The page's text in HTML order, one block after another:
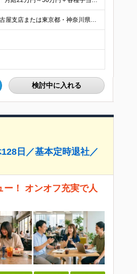
【転勤なし／U・Iターン歓迎】 本社（新宿区）、大阪支店、名古屋支店または東京都・神奈川県・千葉県・埼玉県・愛知県・大阪府・福岡県をはじめ、全国のプロジェクト先 ※ご希望を最大限考慮して配属先を決定
検討中に入れる
日／基本定時退社／
ー！ オンオフ充実で人